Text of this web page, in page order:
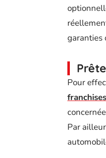
garanties
Pour
Par